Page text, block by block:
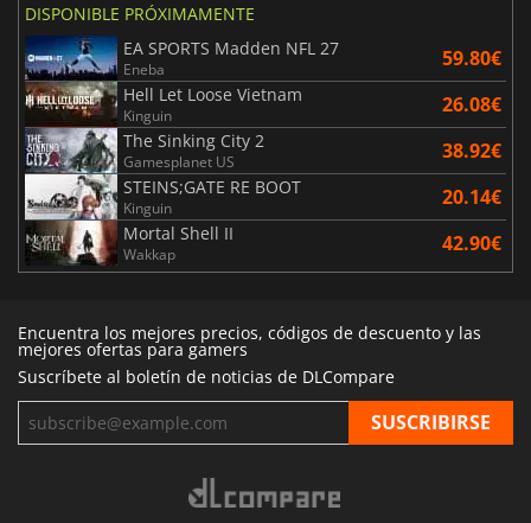
DISPONIBLE PRÓXIMAMENTE
EA SPORTS Madden NFL 27
Eneba 59.80€
Hell Let Loose Vietnam
Kinguin 26.08€
The Sinking City 2
Gamesplanet US 38.92€
STEINS;GATE RE BOOT
Kinguin 20.14€
Mortal Shell II
Wakkap 42.90€
Encuentra los mejores precios, códigos de descuento y las
mejores ofertas para gamers
Suscríbete al boletín de noticias de DLCompare